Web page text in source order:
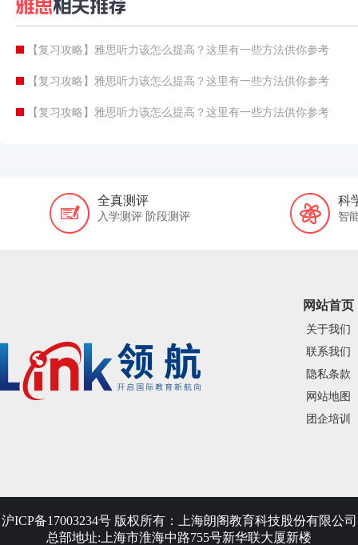
【复习攻略】雅思听力该怎么提高？这里有一些方法供你参考
【复习攻略】雅思听力该怎么提高？这里有一些方法供你参考
【复习攻略】雅思听力该怎么提高？这里有一些方法供你参考
全真测评
入学测评 阶段测评
科
智
网站首页
关于我们
联系我们
隐私条款
网站地图
团企培训
沪ICP备17003234号版权所有：上海朗阁教育科技股份有限公司
总部地址:上海市淮海中路755号新华联大厦新楼